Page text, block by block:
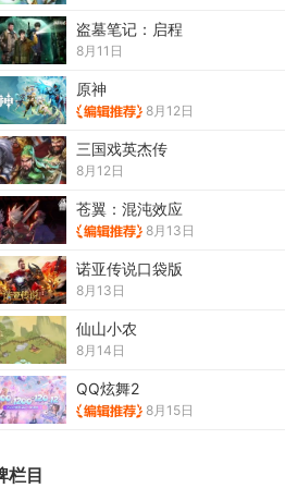
盗墓笔记：启程
8月11日
原神
8月12日
三国戏英杰传
8月12日
苍翼：混沌效应
8月13日
诺亚传说口袋版
8月13日
仙山小农
8月14日
QQ炫舞2
8月15日
栏目